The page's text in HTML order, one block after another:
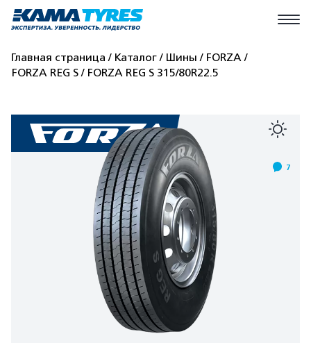
Главная страница Каталог Шины
FORZA
FORZA REG S
FORZA REG S 315/80R22.5
7